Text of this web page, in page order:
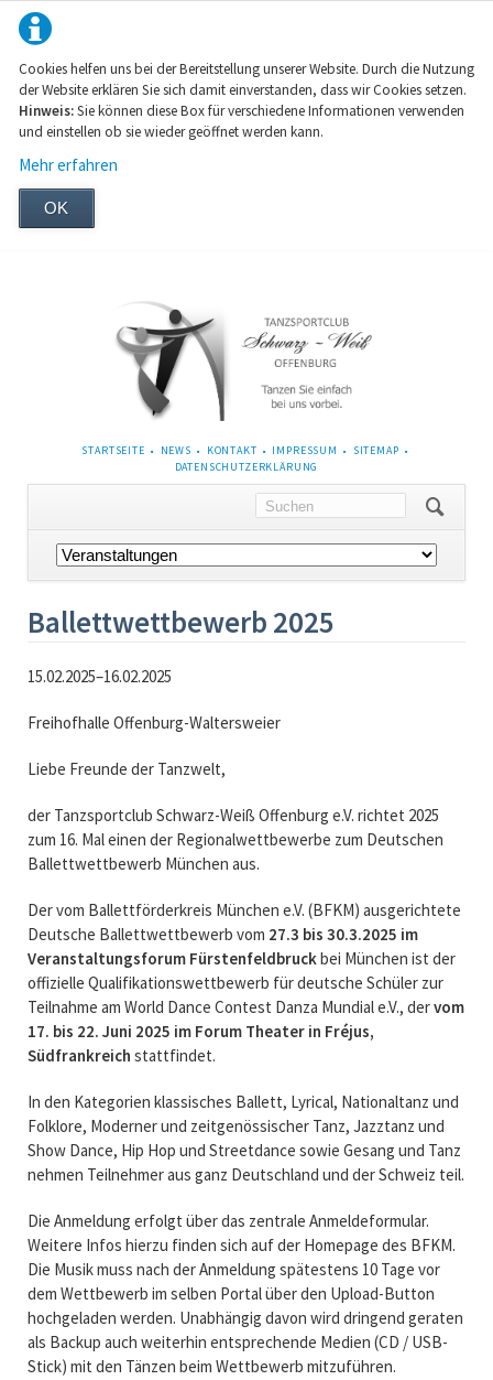
Cookies helfen uns bei der Bereitstellung unserer Website. Durch die Nutzung
der Website erklären Sie sich damit einverstanden, dass wir Cookies setzen.
Hinweis:Sie können diese Box für verschiedene Informationen verwenden
und einstellen ob sie wieder geöffnet werden kann.
Mehr erfahren
OK
NAVIGATION
STARTSEITE NEWS KONTAKT IMPRESSUM
SITEMAP
DATENSCHUTZERKLÄRUNG
Navigation
überspringen
Ballettwettbewerb 2025
15.02.2025–16.02.2025
Freihofhalle Offenburg-Waltersweier
Liebe Freunde der Tanzwelt,
der Tanzsportclub Schwarz-Weiß Offenburg e.V. richtet 2025
zum 16. Mal einen der Regionalwettbewerbe zum Deutschen
Ballettwettbewerb München aus.
Der vom Ballettförderkreis München e.V. (BFKM) ausgerichtete
Deutsche Ballettwettbewerb vom 27.3 bis 30.3.2025 im
Veranstaltungsforum Fürstenfeldbruckbei München ist der
offizielle Qualifikationswettbewerb für deutsche Schüler zur
Teilnahme am World Dance Contest Danza Mundial e.V., dervom
17. bis 22. Juni 2025 im Forum Theater in Fréjus,
Südfrankreich stattfindet.
In den Kategorien klassisches Ballett, Lyrical, Nationaltanz und
Folklore, Moderner und zeitgenössischer Tanz, Jazztanz und
Show Dance, Hip Hop und Streetdance sowie Gesang und Tanz
nehmen Teilnehmer aus ganz Deutschland und der Schweiz teil.
Die Anmeldung erfolgt über das zentrale Anmeldeformular.
Weitere Infos hierzu finden sich auf der Homepage des BFKM.
Die Musik muss nach der Anmeldung spätestens 10 Tage vor
dem Wettbewerb im selben Portal über den Upload-Button
hochgeladen werden. Unabhängig davon wird dringend geraten
als Backup auch weiterhin entsprechende Medien (CD / USB-
Stick) mit den Tänzen beim Wettbewerb mitzuführen.